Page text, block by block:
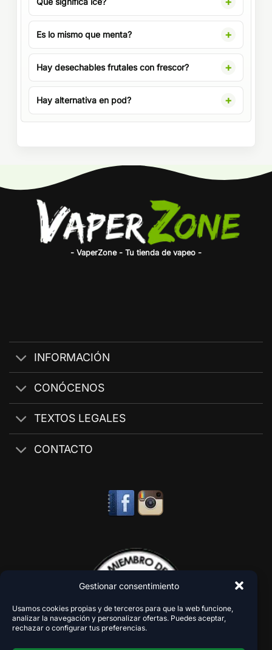
Gestionar consentimiento
Usamos cookies propias y de terceros para que la web funcione,
analizar la navegación y personalizar ofertas. Puedes aceptar,
rechazar o configurar tus preferencias.
Es lo mismo que menta?
Hay desechables frutales con frescor?
Hay alternativa en pod?
- VaperZone - Tu tienda de vapeo -
INFORMACIÓN
CONÓCENOS
TEXTOS LEGALES
CONTACTO